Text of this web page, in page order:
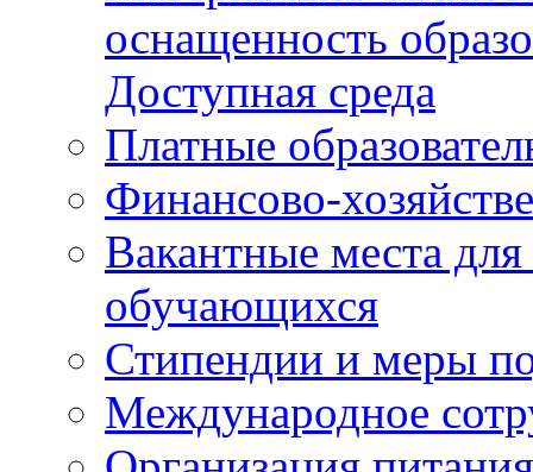
оснащенность
Доступная среда
Платные
Финансово-
Вакантные места
обучающихся
Стипендии и меры
Международное